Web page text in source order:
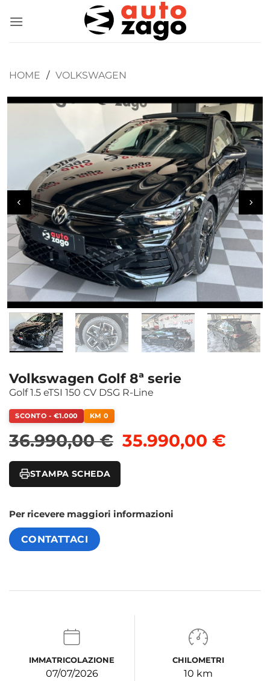
HOME / VOLKSWAGEN
Volkswagen Golf 8ª serie
Golf 1.5 eTSI 150 CV DSG R-Line
SCONTO - €1.000 KM 0
36.990,00€ Il prezzo
35.990,00€
STAMPA SCHEDA
Per ricevere maggiori informazioni
CONTATTACI
IMMATRICOLAZIONE
07/07/2026
CHILOMETRI
10 km